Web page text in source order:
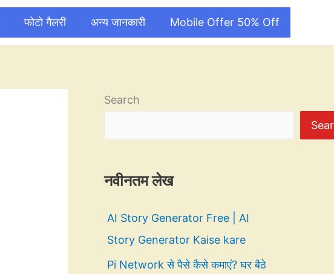
फोटो गैलरी अन्य जानकारी Mobile Offer 50% Off
Search
नवीनतम लेख
AI Story Generator Free | AI
Story Generator Kaise kare
Pi Network से पैसे कैसे कमाएं? घर बैठे